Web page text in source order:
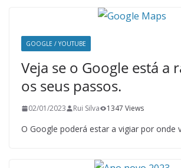
GOOGLE / YOUTUBE
Veja se o Google está a
os seus passos.
02/01/2023 Rui Silva 1347 Views
O Google poderá estar a vigiar por onde